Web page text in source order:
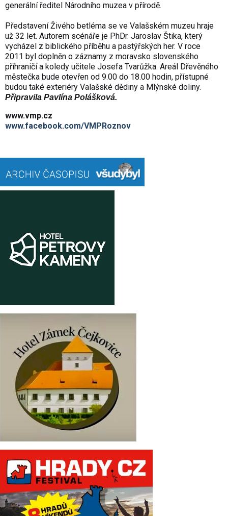
generální ředitel Národního muzea v přírodě.
PředstaveníŽivého betléma se ve Valašském muzeu hraje
už 32 let. Autorem scénáře je PhDr. Jaroslav Štika, který
vycházel z biblického příběhu a pastýřských her. V roce
2011 byl doplněn o záznamy z moravsko slovenského
příhraničí a koledy učitele Josefa Tvarůžka. Areál Dřevěného
městečka bude otevřen od 9.00 do 18.00 hodin, přístupné
budou také exteriéry Valašské dědiny a Mlýnské doliny.
Připravila Pavlína Polášková.
www.vmp.cz
www.facebook.com/VMPRoznov